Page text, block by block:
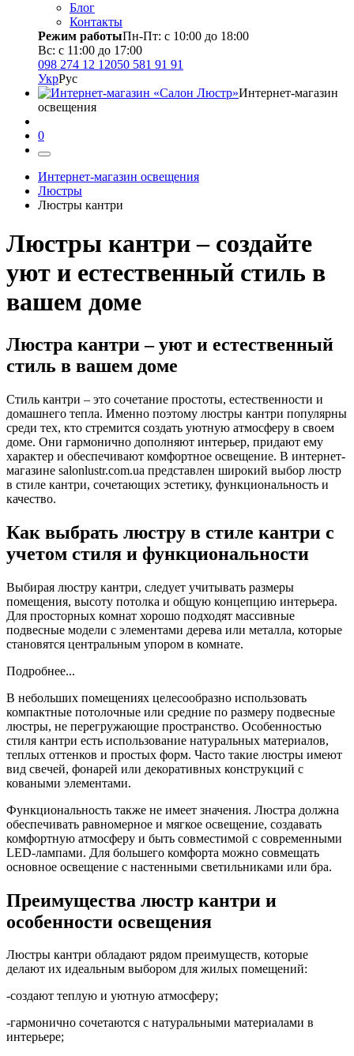
Блог
Контакты
Режим работыПн-Пт: с 10:00 до 18:00
Вс: с 11:00 до 17:00
098 274 12 12050 581 91 91
УкрРус
Интернет-магазин
освещения
0
Интернет-магазин освещения
Люстры
Люстры кантри
Люстры кантри – создайте
уют и естественный стиль в
вашем доме
Люстра кантри – уют и естественный
стиль в вашем доме
Стиль кантри – это сочетание простоты, естественности и
домашнего тепла. Именно поэтому люстры кантри популярны
среди тех, кто стремится создать уютную атмосферу в своем
доме. Они гармонично дополняют интерьер, придают ему
характер и обеспечивают комфортное освещение. В интернет-
магазине salonlustr.com.ua представлен широкий выбор люстр
в стиле кантри, сочетающих эстетику, функциональность и
качество.
Как выбрать люстру в стиле кантри с
учетом стиля и функциональности
Выбирая люстру кантри, следует учитывать размеры
помещения, высоту потолка и общую концепцию интерьера.
Для просторных комнат хорошо подходят массивные
подвесные модели с элементами дерева или металла, которые
становятся центральным упором в комнате.
Подробнее...
В небольших помещениях целесообразно использовать
компактные потолочные или средние по размеру подвесные
люстры, не перегружающие пространство. Особенностью
стиля кантри есть использование натуральных материалов,
теплых оттенков и простых форм. Часто такие люстры имеют
вид свечей, фонарей или декоративных конструкций с
коваными элементами.
Функциональность также не имеет значения. Люстра должна
обеспечивать равномерное и мягкое освещение, создавать
комфортную атмосферу и быть совместимой с современными
LED-лампами. Для большего комфорта можно совмещать
основное освещение с настенными светильниками или бра.
Преимущества люстр кантри и
особенности освещения
Люстры кантри обладают рядом преимуществ, которые
делают их идеальным выбором для жилых помещений:
-создают теплую и уютную атмосферу;
-гармонично сочетаются с натуральными материалами в
интерьере;